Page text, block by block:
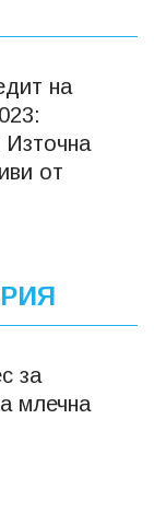
на
Източна
от
за
млечна